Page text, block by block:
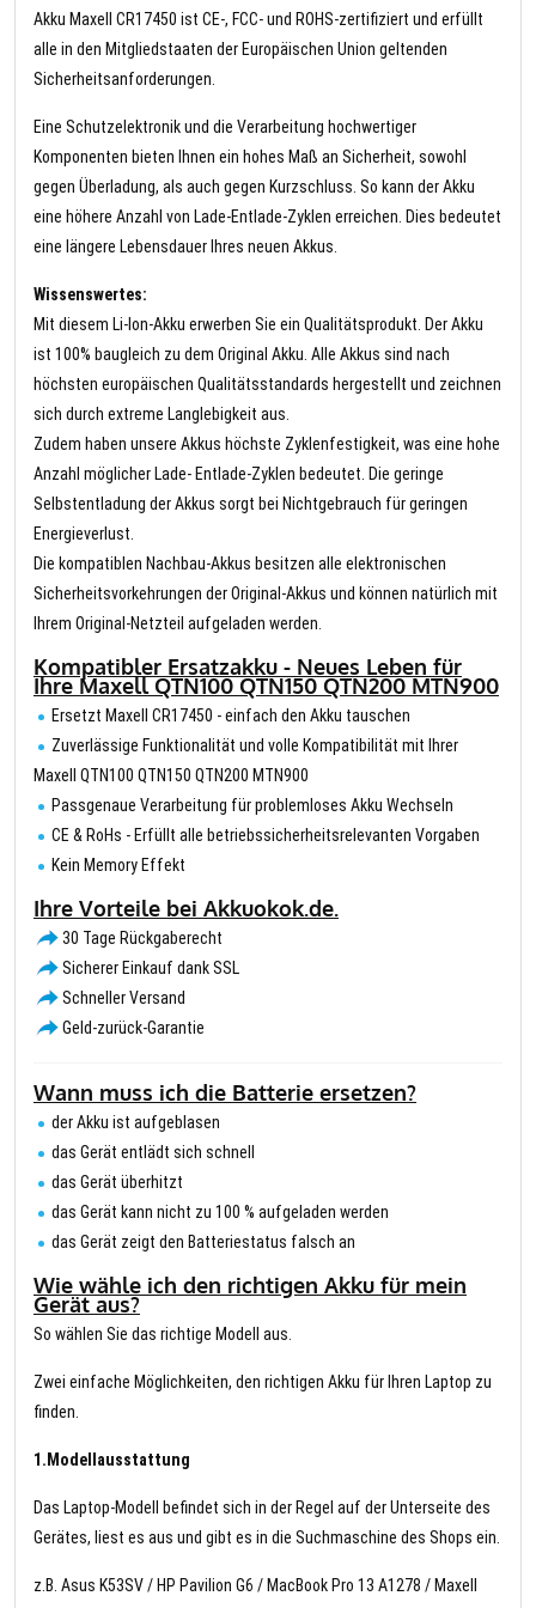
Akku Maxell CR17450 ist CE-, FCC- und ROHS-zertifiziert und erfüllt
alle in den Mitgliedstaaten der Europäischen Union geltenden
Sicherheitsanforderungen.
Eine Schutzelektronik und die Verarbeitung hochwertiger
Komponenten bieten Ihnen ein hohes Maß an Sicherheit, sowohl
gegen Überladung, als auch gegen Kurzschluss. So kann der Akku
eine höhere Anzahl von Lade-Entlade-Zyklen erreichen. Dies bedeutet
eine längere Lebensdauer Ihres neuen Akkus.
Wissenswertes:
Mit diesem Li-Ion-Akku erwerben Sie ein Qualitätsprodukt. Der Akku
ist 100% baugleich zu dem Original Akku. Alle Akkus sind nach
höchsten europäischen Qualitätsstandards hergestellt und zeichnen
sich durch extreme Langlebigkeit aus.
Zudem haben unsere Akkus höchste Zyklenfestigkeit, was eine hohe
Anzahl möglicher Lade- Entlade-Zyklen bedeutet. Die geringe
Selbstentladung der Akkus sorgt bei Nichtgebrauch für geringen
Energieverlust.
Die kompatiblen Nachbau-Akkus besitzen alle elektronischen
Sicherheitsvorkehrungen der Original-Akkus und können natürlich mit
Ihrem Original-Netzteil aufgeladen werden.
Kompatibler Ersatzakku - Neues Leben für
Ihre Maxell QTN100 QTN150 QTN200 MTN900
Ersetzt Maxell CR17450 - einfach den Akku tauschen
Zuverlässige Funktionalität und volle Kompatibilität mit Ihrer
Maxell QTN100 QTN150 QTN200 MTN900
Passgenaue Verarbeitung für problemloses Akku Wechseln
CE & RoHs - Erfüllt alle betriebssicherheitsrelevanten Vorgaben
Kein Memory Effekt
Ihre Vorteile bei Akkuokok.de.
30 Tage Rückgaberecht
Sicherer Einkauf dank SSL
Schneller Versand
Geld-zurück-Garantie
Wann muss ich die Batterie ersetzen?
der Akku ist aufgeblasen
das Gerät entlädt sich schnell
das Gerät überhitzt
das Gerät kann nicht zu 100 % aufgeladen werden
das Gerät zeigt den Batteriestatus falsch an
Wie wähle ich den richtigen Akku für mein
Gerät aus?
So wählen Sie das richtige Modell aus.
Zwei einfache Möglichkeiten, den richtigen Akku für Ihren Laptop zu
finden.
1.Modellausstattung
Das Laptop-Modell befindet sich in der Regel auf der Unterseite des
Gerätes, liest es aus und gibt es in die Suchmaschine des Shops ein.
z.B. Asus K53SV / HP Pavilion G6 / MacBook Pro 13 A1278 / Maxell